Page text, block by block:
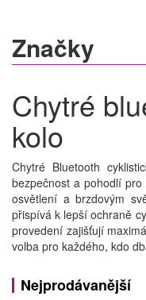
Značky
Chytré
kolo
Chytré Bluetooth
bezpečnost a pohodlí
osvětlení a brzdovým
přispívá k lepší ochraně
provedení zajišťují
volba pro každého, kdo
Nejprodávanější